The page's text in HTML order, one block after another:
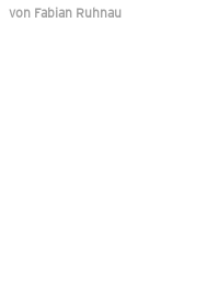
von Fabian Ruhnau